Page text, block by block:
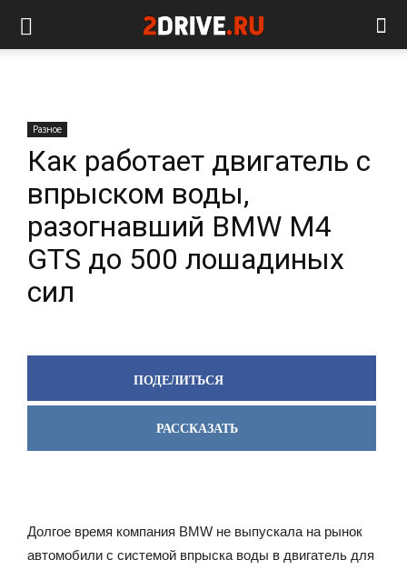
Разное
Как работает двигатель с
впрыском воды,
разогнавший BMW M4
GTS до 500 лошадиных
сил
ПОДЕЛИТЬСЯ
РАССКАЗАТЬ
Долгое время компания BMW не выпускала на рынок
автомобили с системой впрыска воды в двигатель для